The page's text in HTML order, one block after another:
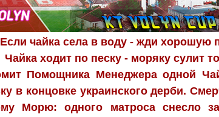
чайка села в воду - жди хорошую
Чайка ходит по песку - моряку сулит
Помощника Менеджера одной
в концовке украинского дерби.
Морю: одного матроса снесло